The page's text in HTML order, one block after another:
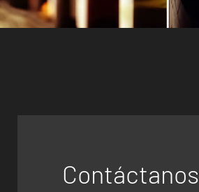
Contáctanos